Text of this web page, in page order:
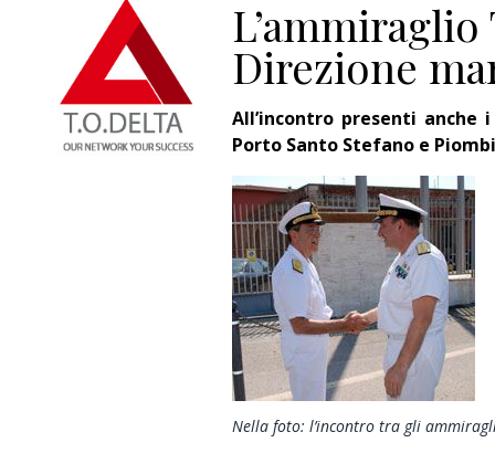
Direzione
All’incontro presenti
Porto Santo Stefano e
Nella foto: l’incontro tra gli ammiragli